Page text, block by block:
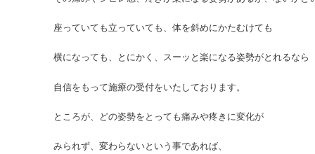
座っていても立っていても、体を斜めにかたむけても
横になっても、とにかく、スーッと楽になる姿勢がとれるなら
自信をもって施療の受付をいたしております。
ところが、どの姿勢をとっても痛みや疼きに変化が
みられず、変わらないという事であれば、